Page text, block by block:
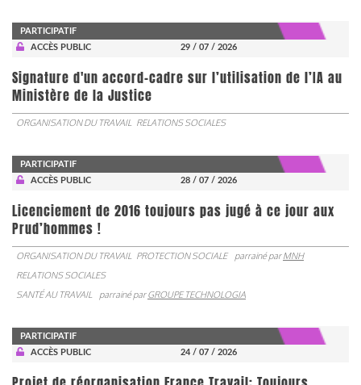
PARTICIPATIF
ACCÈS PUBLIC
29 / 07 / 2026
Signature d'un accord-cadre sur l’utilisation de l’IA au
Ministère de la Justice
ORGANISATION DU TRAVAIL RELATIONS SOCIALES
PARTICIPATIF
ACCÈS PUBLIC
28 / 07 / 2026
Licenciement de 2016 toujours pas jugé à ce jour aux
Prud’hommes !
ORGANISATION DU TRAVAIL PROTECTION SOCIALE parrainé parMNH
RELATIONS SOCIALES
SANTÉ AU TRAVAIL
parrainé parGROUPE TECHNOLOGIA
PARTICIPATIF
ACCÈS PUBLIC
24 / 07 / 2026